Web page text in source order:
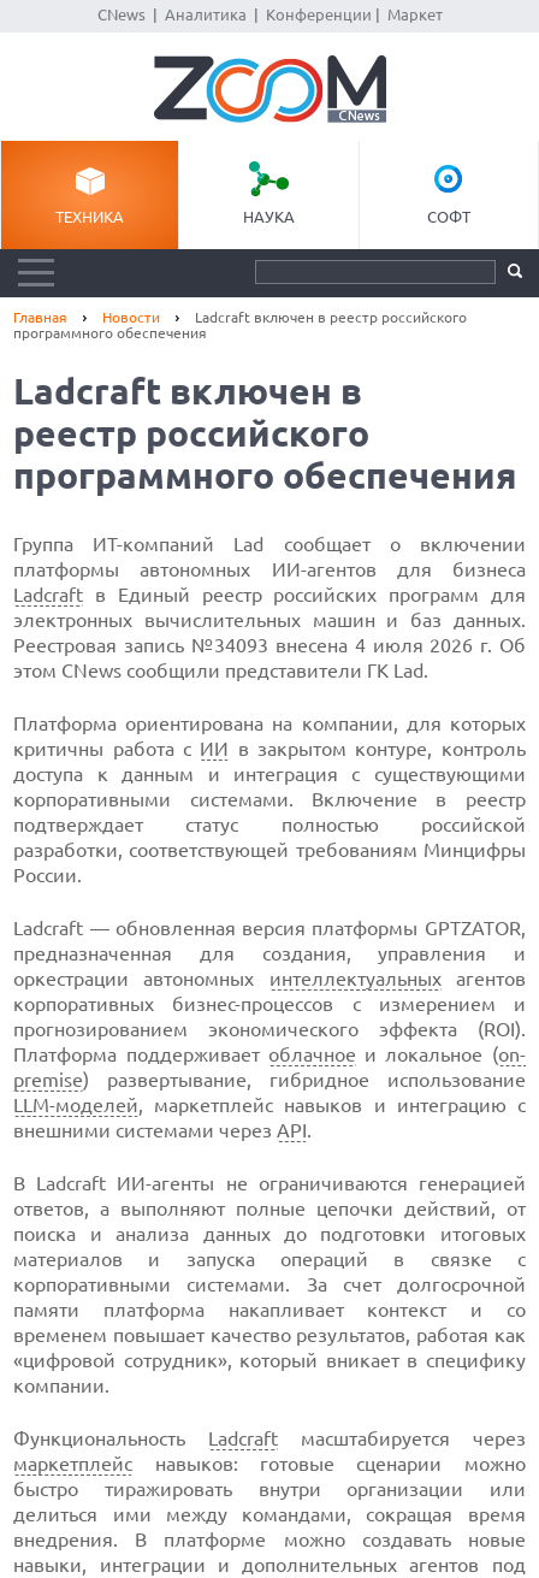
CNews| Аналитика Конференции Маркет
ТЕХНИКА НАУКА СОФТ
Главная Новости
Ladcraft включен в реестр российского
программного обеспечения
Ladcraft включен в
реестр российского
программного обеспечения
Группа ИT-компаний Lad сообщает о включении
платформы автономных ИИ-агентов для бизнеса
Ladcraft в Единый реестр российских программ для
электронных вычислительных машин и баз данных.
Реестровая запись №34093 внесена 4 июля 2026 г. Об
этом CNews сообщили представители ГК Lad.
Платформа ориентирована на компании, для которых
критичны работа с ИИ в закрытом контуре, контроль
доступа к данным и интеграция с существующими
корпоративными системами. Включение в реестр
подтверждает статус полностью российской
разработки, соответствующей требованиям Минцифры
России.
Ladcraft — обновленная версия платформы GPTZATOR,
предназначенная для создания, управления и
оркестрации автономных интеллектуальныхагентов
корпоративных бизнес-процессов с измерением и
прогнозированием экономического эффекта (ROI).
Платформа поддерживает облачное и локальное (on-
premise) развертывание, гибридное использование
LLM-моделей, маркетплейс навыков и интеграцию с
внешними системами черезAPI.
В Ladcraft ИИ-агенты не ограничиваются генерацией
ответов, а выполняют полные цепочки действий, от
поиска и анализа данных до подготовки итоговых
материалов и запуска операций в связке с
корпоративными системами. За счет долгосрочной
памяти платформа накапливает контекст и со
временем повышает качество результатов, работая как
«цифровой сотрудник», который вникает в специфику
компании.
Функциональность Ladcraft масштабируется через
маркетплейс навыков: готовые сценарии можно
быстро тиражировать внутри организации или
делиться ими между командами, сокращая время
внедрения. В платформе можно создавать новые
навыки, интеграции и дополнительных агентов под